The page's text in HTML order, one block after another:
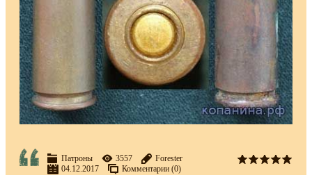
Патроны 3557
Forester
04.12.2017
Комментарии (0)